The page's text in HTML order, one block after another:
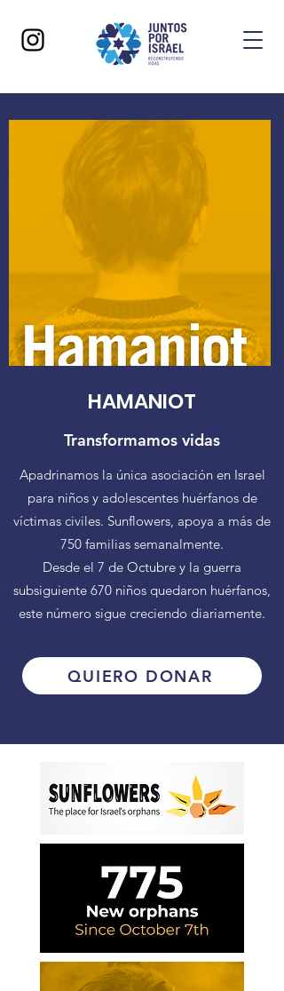
HAMANIOT
Transformamos vidas
Apadrinamos la única asociación en Israel
para niños y adolescentes huérfanos de
víctimas civiles. Sunflowers, apoya a más de
750 familias semanalmente.
Desde el 7 de Octubre y la guerra
subsiguiente 670 niños quedaron huérfanos,
este número sigue creciendo diariamente.
QUIERO DONAR